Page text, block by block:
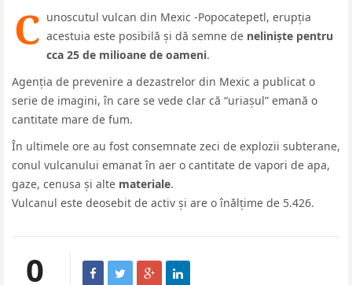
C unoscutul vulcan din Mexic -Popocatepetl, erupția
acestuia este posibilă și dă semne de neliniște pentru
cca 25 de milioane de oameni.
Agenția de prevenire a dezastrelor din Mexic a publicat o
serie de imagini, în care se vede clar că “uriașul” emană o
cantitate mare de fum.
În ultimele ore au fost consemnate zeci de explozii subterane,
conul vulcanului emanat în aer o cantitate de vapori de apa,
gaze, cenusa și alte materiale.
Vulcanul este deosebit de activ și are o înălțime de 5.426.
0